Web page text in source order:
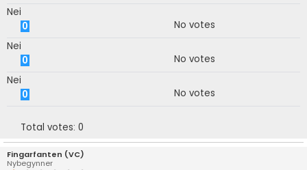
Nei
0
No votes
Nei
0
No votes
Nei
0
No votes
Total votes: 0
Fingarfanten (VC)
Nybegynner